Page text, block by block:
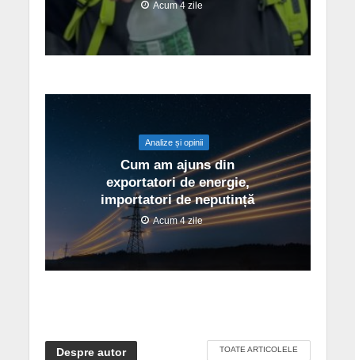
Acum 4 zile
Analize și opinii
Cum am ajuns din
exportatori de energie,
importatori de neputință
Acum 4 zile
Despre autor TOATE ARTICOLELE